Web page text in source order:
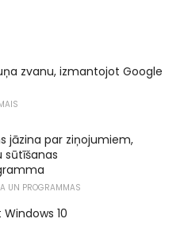
zvanu, izmantojot Google
jāzina par ziņojumiem,
sūtīšanas
UN PROGRAMMAS
10